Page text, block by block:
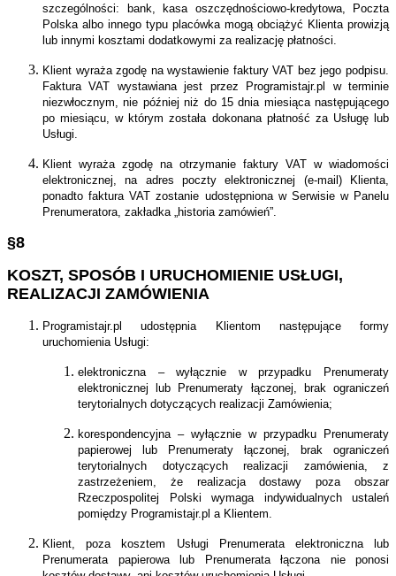
szczególności: bank, kasa oszczędnościowo-kredytowa, Poczta
Polska albo innego typu placówka mogą obciążyć Klienta prowizją
lub innymi kosztami dodatkowymi za realizację płatności.
Klient wyraża zgodę na wystawienie faktury VAT bez jego podpisu.
Faktura VAT wystawiana jest przez Programistajr.pl w terminie
niezwłocznym, nie później niż do 15 dnia miesiąca następującego
po miesiącu, w którym została dokonana płatność za Usługę lub
Usługi.
Klient wyraża zgodę na otrzymanie faktury VAT w wiadomości
elektronicznej, na adres poczty elektronicznej (e-mail) Klienta,
ponadto faktura VAT zostanie udostępniona w Serwisie w Panelu
Prenumeratora, zakładka „historia zamówień”.
§8
KOSZT, SPOSÓB I URUCHOMIENIE USŁUGI,
REALIZACJI ZAMÓWIENIA
Programistajr.pl udostępnia Klientom następujące formy
uruchomienia Usługi:
elektroniczna – wyłącznie w przypadku Prenumeraty
elektronicznej lub Prenumeraty łączonej, brak ograniczeń
terytorialnych dotyczących realizacji Zamówienia;
korespondencyjna – wyłącznie w przypadku Prenumeraty
papierowej lub Prenumeraty łączonej, brak ograniczeń
terytorialnych dotyczących realizacji zamówienia, z
zastrzeżeniem, że realizacja dostawy poza obszar
Rzeczpospolitej Polski wymaga indywidualnych ustaleń
pomiędzy Programistajr.pl a Klientem.
Klient, poza kosztem Usługi Prenumerata elektroniczna lub
Prenumerata papierowa lub Prenumerata łączona nie ponosi